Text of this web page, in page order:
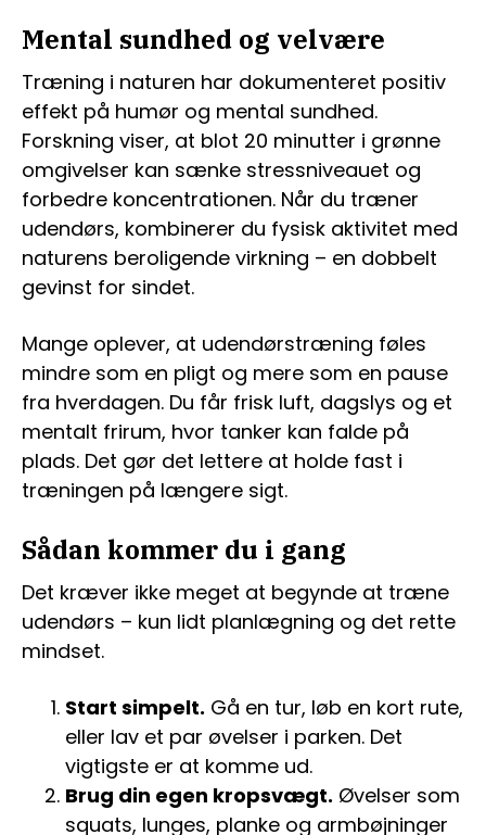
Mental sundhed og velvære
Træning i naturen har dokumenteret positiv
effekt på humør og mental sundhed.
Forskning viser, at blot 20 minutter i grønne
omgivelser kan sænke stressniveauet og
forbedre koncentrationen. Når du træner
udendørs, kombinerer du fysisk aktivitet med
naturens beroligende virkning – en dobbelt
gevinst for sindet.
Mange oplever, at udendørstræning føles
mindre som en pligt og mere som en pause
fra hverdagen. Du får frisk luft, dagslys og et
mentalt frirum, hvor tanker kan falde på
plads. Det gør det lettere at holde fast i
træningen på længere sigt.
Sådan kommer du i gang
Det kræver ikke meget at begynde at træne
udendørs – kun lidt planlægning og det rette
mindset.
Start simpelt. Gå en tur, løb en kort rute,
eller lav et par øvelser i parken. Det
vigtigste er at komme ud.
Brug din egen kropsvægt. Øvelser som
squats, lunges, planke og armbøjninger